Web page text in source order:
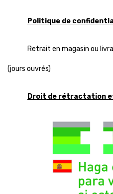
Politique de
Retrait en magasin ou
(jours ouvrés)
Droit de rétractation